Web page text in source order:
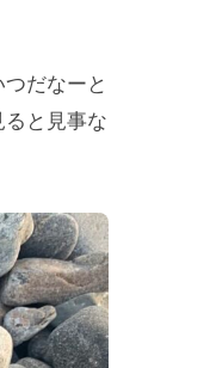
だなーと
と見事な